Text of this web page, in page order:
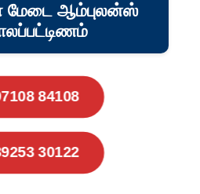
மேடை ஆம்புலன்ஸ்
84108
30122